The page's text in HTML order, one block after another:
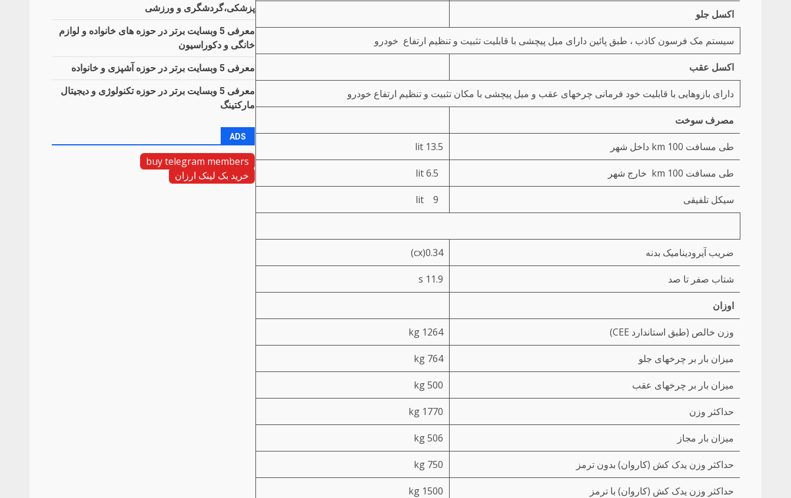
اکسل جلو
سیستم مک فرسون کاذب ، طبق پائین دارای میل پیچشی با قابلیت تثبیت و تنظیم ارتفاع خودرو
اکسل عقب
دارای بازوهایی با قابلیت خود فرمانی چرخهای عقب و میل پیچشی با مکان تثبیت و تنظیم ارتفاع خودرو
مصرف سوخت
طی مسافت 100 km داخل شهر 13.5 lit
طی مسافت 100 km خارج شهر
سیکل تلفیقی
ضریب آیرودینامیک بدنه 0.34(cx)
شتاب صفر تا صد 11.9 s
اوزان
وزن خالص (طبق استاندارد CEE) 1264 kg
میزان بار بر چرخهای جلو 764 kg
میزان بار بر چرخهای عقب 500 kg
حداکثر وزن 1770 kg
میزان بار مجاز 506 kg
حداکثر وزن یدک کش (کاروان) بدون ترمز 750 kg
حداکثر وزن یدک کش (کاروان) با ترمز 1500 kg
پزشکی،گردشگری و ورزشی
معرفی 5 وبسایت برتر در حوزه های خانواده و لوازم
خانگی و دکوراسیون
معرفی 5 وبسایت برتر در حوزه آشپزی و خانواده
معرفی 5 وبسایت برتر در حوزه تکنولوژی و دیجیتال
مارکتینگ
ADS
buy telegram members
خرید بک لینک ارزان